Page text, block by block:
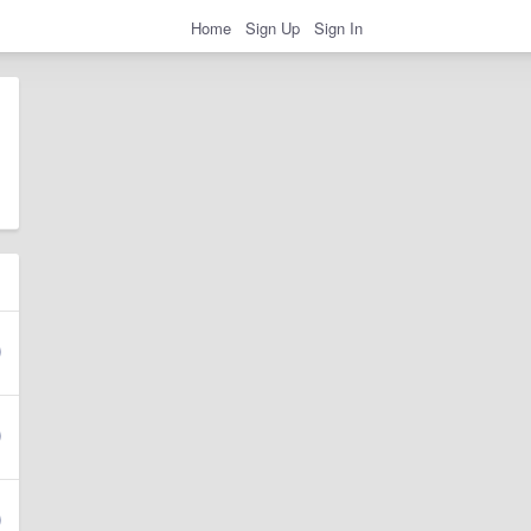
Home Sign Up Sign In